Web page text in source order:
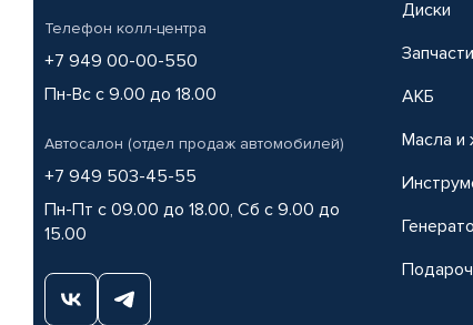
Телефон колл-центра
+7 949 00-00-550
Пн-Вс с 9.00 до 18.00
Автосалон (отдел продаж автомобилей)
+7 949 503-45-55
Пн-Пт с 09.00 до 18.00, Сб с 9.00 до
15.00
Диски
Запчасти
АКБ
Масла и